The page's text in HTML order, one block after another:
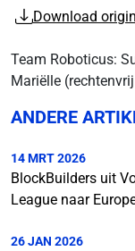
Download
Team Roboticus:
Mariëlle
ANDERE
14 MRT 2026
BlockBuilders uit
League naar
26 JAN 2026